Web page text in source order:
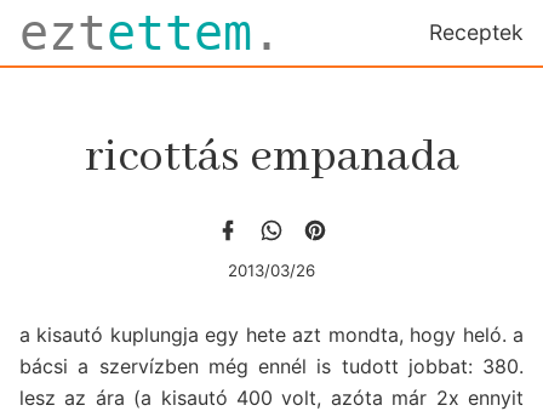
eztettem . Receptek
ricottás empanada
2013/03/26
a kisautó kuplungja egy hete azt mondta, hogy heló. a
bácsi a szervízben még ennél is tudott jobbat: 380.
lesz az ára (a kisautó 400 volt, azóta már 2x ennyit